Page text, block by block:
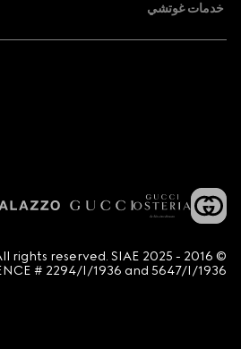
خدمات غوتشي
- All rights reserved. SIAE
# 2294/I/1936 and 5647/I/1936